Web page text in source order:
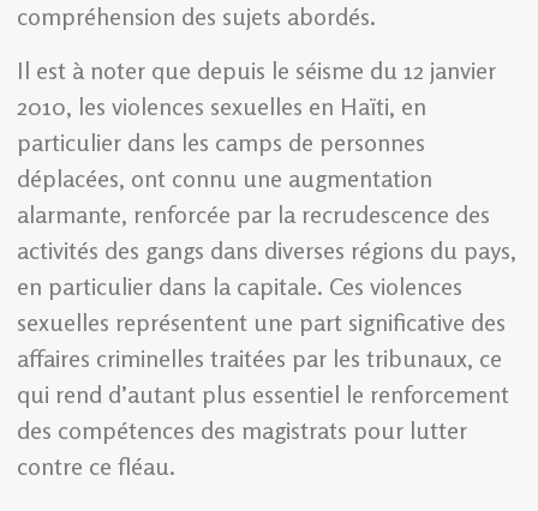
compréhension des sujets abordés.
Il est à noter que depuis le séisme du 12 janvier
2010, les violences sexuelles en Haïti, en
particulier dans les camps de personnes
déplacées, ont connu une augmentation
alarmante, renforcée par la recrudescence des
activités des gangs dans diverses régions du pays,
en particulier dans la capitale. Ces violences
sexuelles représentent une part significative des
affaires criminelles traitées par les tribunaux, ce
qui rend d’autant plus essentiel le renforcement
des compétences des magistrats pour lutter
contre ce fléau.